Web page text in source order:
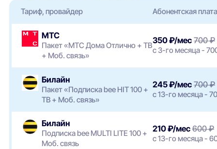
Тариф, провайдер
Абонентская
МТС
Пакет «МТС Дома Отлично + ТВ
+ Моб. связь»
350 ₽/мес 700 ₽
с 3-го месяца -
Билайн
Пакет «Подписка bee HIT 100 +
ТВ + Моб. связь»
245 ₽/мес 700 ₽
с 13-го месяца -
Билайн
Подписка bee MULTI LITE 100 +
Моб. связь
210 ₽/мес 600 ₽
с 13-го месяца -